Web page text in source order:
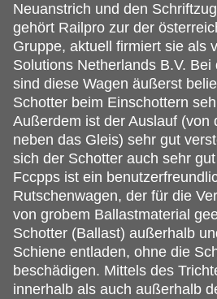
Neuanstrich und den
gehört Railpro zur der
Gruppe, aktuell firmiert sie als
Solutions Netherlands B.V.
sind diese Wagen äußerst
Schotter beim Einschottern
Außerdem ist der Auslauf (von
neben das Gleis) sehr gut
sich der Schotter auch sehr
Fccpps ist ein
Rutschenwagen, der für die
von grobem Ballastmaterial
Schotter (Ballast) außerhalb
Schiene entladen, ohne die
beschädigen. Mittels des
innerhalb als auch außerhalb